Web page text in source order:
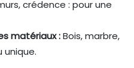
crédence : pour une
matériaux :Bois, marbre,
unique.